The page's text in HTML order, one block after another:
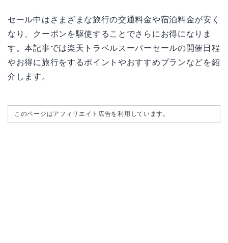
セール中はさまざまな旅行の交通料金や宿泊料金が安く
なり、クーポンを駆使することでさらにお得になりま
す。本記事では楽天トラベルスーパーセールの開催日程
やお得に旅行をするポイントやおすすめプランなどを紹
介します。
このページはアフィリエイト広告を利用しています。